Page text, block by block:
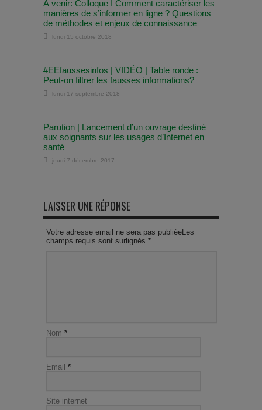
À venir: Colloque I Comment caractériser les
manières de s’informer en ligne ? Questions
de méthodes et enjeux de connaissance
lundi 15 octobre 2018
#EEfaussesinfos | VIDÉO | Table ronde :
Peut-on filtrer les fausses informations?
lundi 17 septembre 2018
Parution | Lancement d’un ouvrage destiné
aux soignants sur les usages d’Internet en
santé
jeudi 7 décembre 2017
LAISSER UNE RÉPONSE
Votre adresse email ne sera pas publiéeLes
champs requis sont surlignés *
Nom *
Email *
Site internet